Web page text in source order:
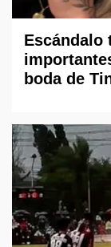
Escándalo
boda de